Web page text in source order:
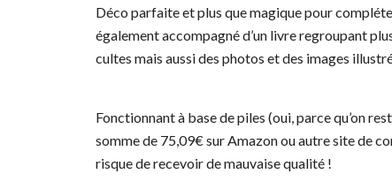
Déco parfaite et plus que magique pour
également accompagné d’un livre regroupant
cultes mais aussi des photos et des images
Fonctionnant à base de piles (oui, parce qu’on
somme de 75,09€ sur Amazon ou autre site de
risque de recevoir de mauvaise qualité !